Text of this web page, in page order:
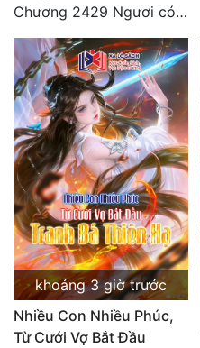
Chương 2429 Ngươi có tuệ nhãn? Ta có...
khoảng 3 giờ trước
Nhiều Con Nhiều Phúc,
Từ Cưới Vợ Bắt Đầu